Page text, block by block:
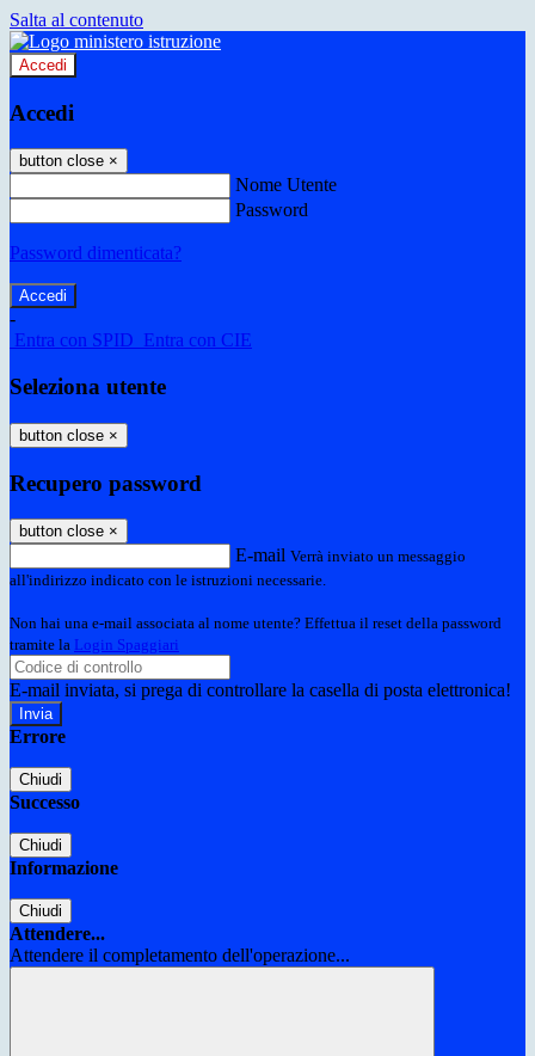
Salta al contenuto
Accedi
Accedi
button close ×
Nome Utente
Password
Password dimenticata?
-
Entra con SPID Entra con CIE
Seleziona utente
button close ×
Recupero password
button close ×
E-mail Verrà inviato un messaggio
all'indirizzo indicato con le istruzioni necessarie.
Non hai una e-mail associata al nome utente? Effettua il reset della password
tramite la Login Spaggiari
E-mail inviata, si prega di controllare la casella di posta elettronica!
Errore
Chiudi
Successo
Chiudi
Informazione
Chiudi
Attendere...
Attendere il completamento dell'operazione...